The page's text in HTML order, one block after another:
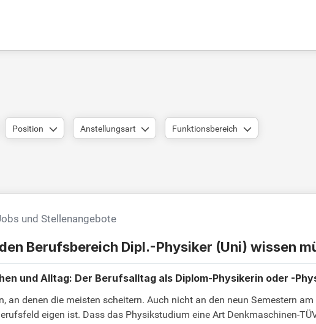
Position Anstellungsart Funktionsbereich
und Stellenangebote
Berufsbereich Dipl.-Physiker (Uni) wissen
und Alltag: Der Berufsalltag als Diplom-Physikerin oder -
an denen die meisten scheitern. Auch nicht an den neun Semestern
eigen ist. Dass das Physikstudium eine Art Denkmaschinen-